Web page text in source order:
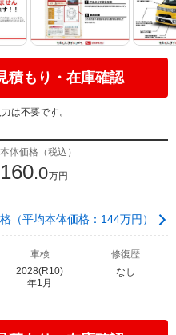
積もり・在庫確認
は不要です。
本体価格（税込）
160.0万円
（平均本体価格：144万円）
車検
2028(R10)
年1月
修復歴
なし